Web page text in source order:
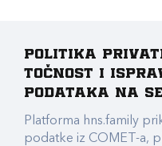
Politika
točnost i
podataka na
Platforma hns.family
podatke iz COMET-a,